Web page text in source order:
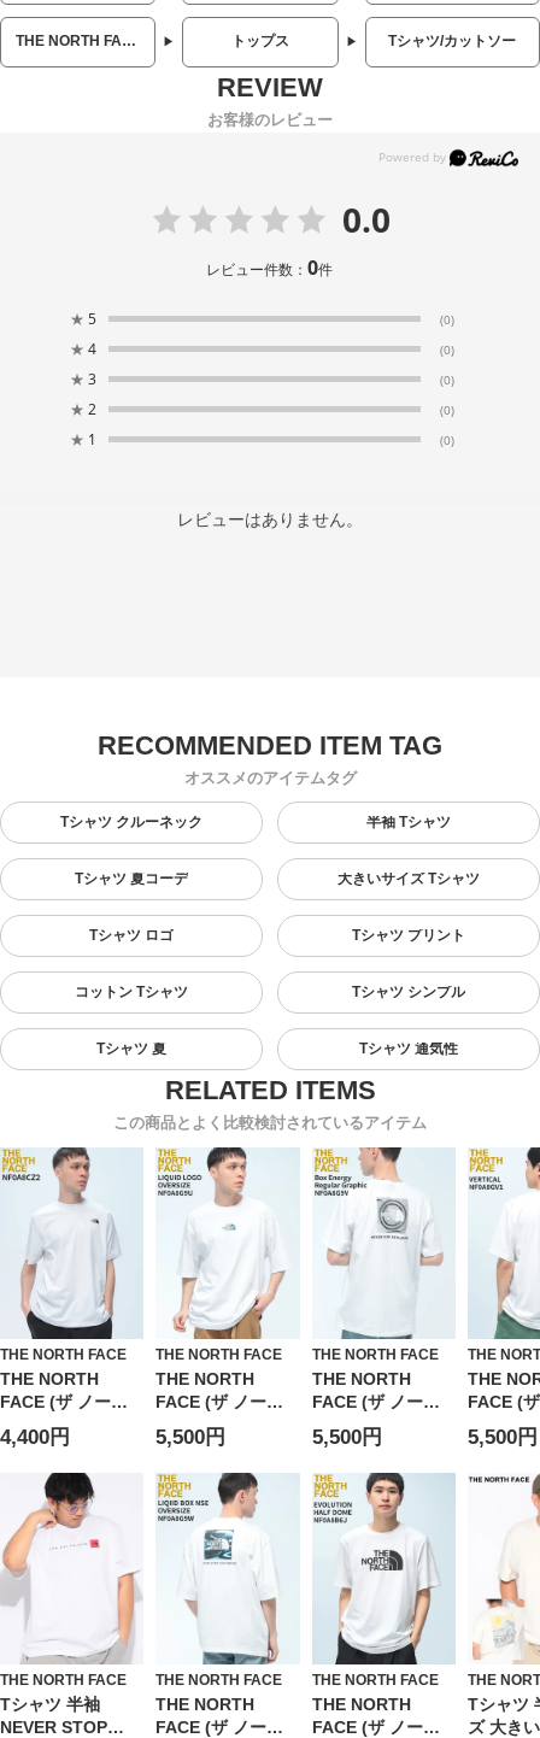
THE NORTH FACE (ザ ノースフェイス) トップス Tシャツ/カットソー
お客様のレビュー
0.0
レビュー件数：0件
★ 5 (0)
★ 4 (0)
★ 3 (0)
★ 2 (0)
★ 1 (0)
レビューはありません。
オススメのアイテムタグ
Tシャツ クルーネック 半袖 Tシャツ
Tシャツ 夏コーデ 大きいサイズ Tシャツ
Tシャツ ロゴ Tシャツ プリント
コットン Tシャツ Tシャツ シンプル
Tシャツ 夏 Tシャツ 通気性
この商品とよく比較検討されているアイテム
THE NORTH FACE
THE NORTH
FACE (ザ ノース
フェイス) Tシャツ
半袖 メンズ 胸ロ
ゴ刺繍 クルーネッ
ク カットソー ト
ップス シンプル
コットン
NF0A8CZ2
4,400円
THE NORTH FACE
THE NORTH
FACE (ザ ノース
フェイス) Tシャツ
半袖 LIQUID
LOGO OVERSIZE
オーバーサイズ ロ
ゴ クルーネック
カットソー
NF0A8G9U ユニ
セックス
5,500円
THE NORTH FACE
THE NORTH
FACE (ザ ノース
フェイス) Tシャツ
半袖 NSE Box
Energy Regular
Graphic バックデ
ザイン クルーネッ
ク カットソー
NF0A8G9V ユニセ
ックス
5,500円
THE
THE
FACE (
フェイ
半袖
メンズ
ゴプリ
ネック
ト アウ
5,500円
THE NORTH FACE
Tシャツ 半袖
NEVER STOP
THE NORTH FACE
THE NORTH
FACE (ザ ノース
THE NORTH FACE
THE NORTH
FACE (ザ ノース
THE
Tシャツ
ズ 大き